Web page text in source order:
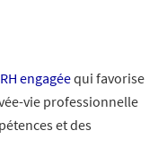
engagéequi favorise
vie professionnelle
et des